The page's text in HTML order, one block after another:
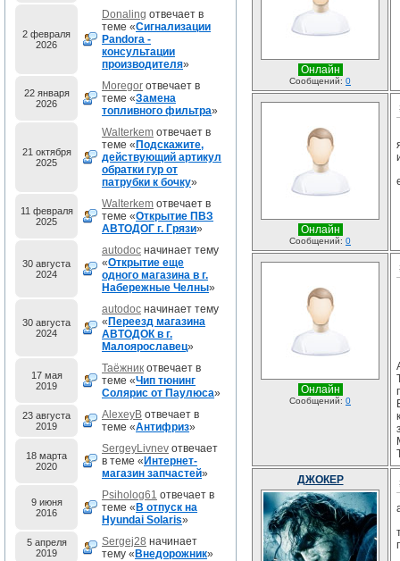
2 февраля
2026
Donaling отвечает в
теме «Сигнализации
Pandora -
консультации
производителя»
22 января
2026
Moregor отвечает в
теме «Замена
топливного фильтра»
21 октября
2025
Walterkem отвечает в
теме « Подскажите,
действующий артикул
обратки гур от
патрубки к бочку»
11 февраля
2025
Walterkem отвечает в
теме «Открытие ПВЗ
АВТОДОГ г. Грязи»
30 августа
2024
autodoc начинает тему
«Открытие еще
одного магазина в г.
Набережные Челны»
30 августа
2024
autodoc начинает тему
« Переезд магазина
АВТОДОК в г.
Малоярославец»
17 мая
2019
Таёжник отвечает в
теме «Чип тюнинг
Солярис от Паулюса»
23 августа
2019
AlexeyB отвечает в
теме «Антифриз»
18 марта
2020
SergeyLivnev отвечает
в теме « Интернет-
магазин запчастей»
9 июня
2016
Psiholog61 отвечает в
теме « В отпуск на
Hyundai Solaris»
5 апреля
2019
Sergej28 начинает
тему « Внедорожник»
Онлайн
Сообщений: 0
Онлайн
Сообщений: 0
Онлайн
Сообщений: 0
ДЖОКЕР